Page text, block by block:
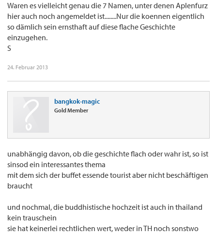
Waren es vielleicht genau die 7 Namen, unter denen Aplenfurz
hier auch noch angemeldet ist........Nur die koennen eigentlich
so dämlich sein ernsthaft auf diese flache Geschichte
einzugehen.
S
24. Februar 2013
bangkok-magic
Gold Member
unabhängig davon, ob die geschichte flach oder wahr ist, so ist
sinsod ein interessantes thema
mit dem sich der buffet essende tourist aber nicht beschäftigen
braucht
und nochmal, die buddhistische hochzeit ist auch in thailand
kein trauschein
sie hat keinerlei rechtlichen wert, weder in TH noch sonstwo